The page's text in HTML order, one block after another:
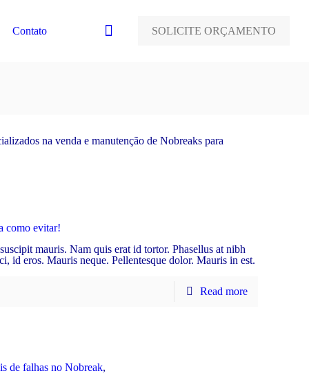
Contato SOLICITE ORÇAMENTO
na venda e manutenção de Nobreaks para
como evitar!
mauris. Nam quis erat id tortor. Phasellus at nibh
id eros. Mauris neque. Pellentesque dolor. Mauris in est.
Read more
de falhas no Nobreak,